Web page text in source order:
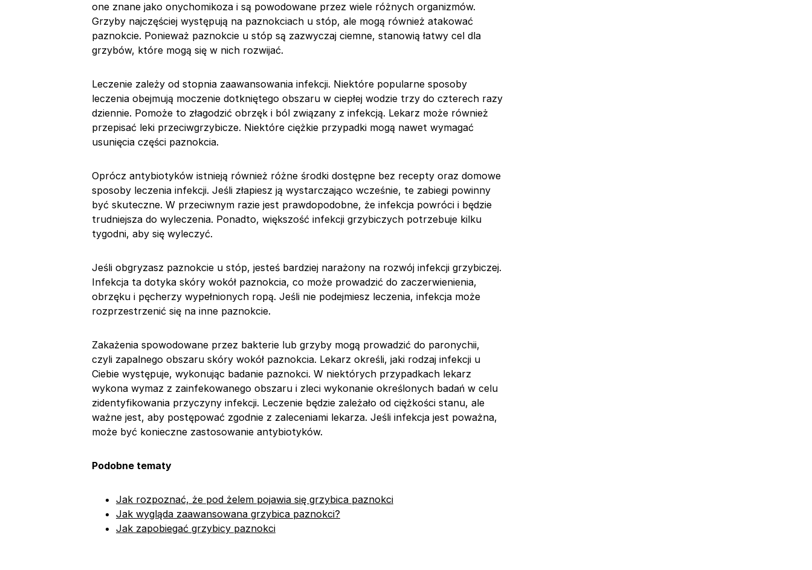
one znane jako onychomikoza i są powodowane przez wiele różnych organizmów.
Grzyby najczęściej występują na paznokciach u stóp, ale mogą również atakować
paznokcie. Ponieważ paznokcie u stóp są zazwyczaj ciemne, stanowią łatwy cel dla
grzybów, które mogą się w nich rozwijać.
Leczenie zależy od stopnia zaawansowania infekcji. Niektóre popularne sposoby
leczenia obejmują moczenie dotkniętego obszaru w ciepłej wodzie trzy do czterech razy
dziennie. Pomoże to złagodzić obrzęk i ból związany z infekcją. Lekarz może również
przepisać leki przeciwgrzybicze. Niektóre ciężkie przypadki mogą nawet wymagać
usunięcia części paznokcia.
Oprócz antybiotyków istnieją również różne środki dostępne bez recepty oraz domowe
sposoby leczenia infekcji. Jeśli złapiesz ją wystarczająco wcześnie, te zabiegi powinny
być skuteczne. W przeciwnym razie jest prawdopodobne, że infekcja powróci i będzie
trudniejsza do wyleczenia. Ponadto, większość infekcji grzybiczych potrzebuje kilku
tygodni, aby się wyleczyć.
Jeśli obgryzasz paznokcie u stóp, jesteś bardziej narażony na rozwój infekcji grzybiczej.
Infekcja ta dotyka skóry wokół paznokcia, co może prowadzić do zaczerwienienia,
obrzęku i pęcherzy wypełnionych ropą. Jeśli nie podejmiesz leczenia, infekcja może
rozprzestrzenić się na inne paznokcie.
Zakażenia spowodowane przez bakterie lub grzyby mogą prowadzić do paronychii,
czyli zapalnego obszaru skóry wokół paznokcia. Lekarz określi, jaki rodzaj infekcji u
Ciebie występuje, wykonując badanie paznokci. W niektórych przypadkach lekarz
wykona wymaz z zainfekowanego obszaru i zleci wykonanie określonych badań w celu
zidentyfikowania przyczyny infekcji. Leczenie będzie zależało od ciężkości stanu, ale
ważne jest, aby postępować zgodnie z zaleceniami lekarza. Jeśli infekcja jest poważna,
może być konieczne zastosowanie antybiotyków.
Podobne tematy
Jak rozpoznać, że pod żelem pojawia się grzybica paznokci
Jak wygląda zaawansowana grzybica paznokci?
Jak zapobiegać grzybicy paznokci